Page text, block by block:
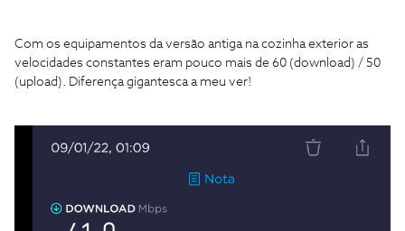
Com os equipamentos da versão antiga na cozinha exterior as
velocidades constantes eram pouco mais de 60 (download) / 50
(upload). Diferença gigantesca a meu ver!